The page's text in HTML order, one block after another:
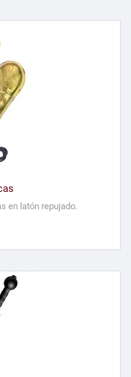
en latón repujado.